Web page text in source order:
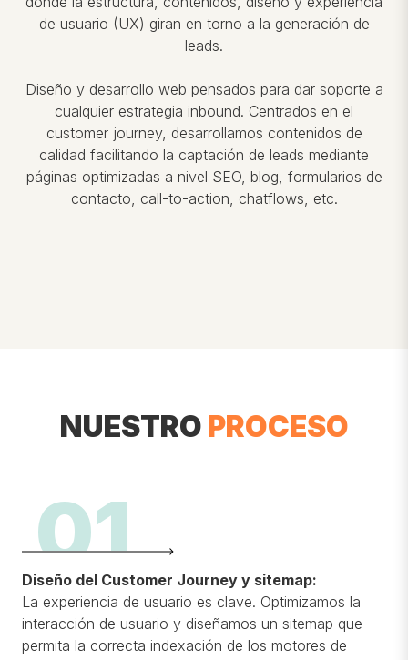
de usuario (UX) giran en torno a la generación de
leads.
Diseño y desarrollo web pensados para dar soporte a
cualquier estrategia inbound. Centrados en el
customer journey, desarrollamos contenidos de
calidad facilitando la captación de leads mediante
páginas optimizadas a nivel SEO, blog, formularios de
contacto, call-to-action, chatflows, etc.
NUESTRO PROCESO
01
Diseño del Customer Journey y sitemap:
La experiencia de usuario es clave. Optimizamos la
interacción de usuario y diseñamos un sitemap que
permita la correcta indexación de los motores de